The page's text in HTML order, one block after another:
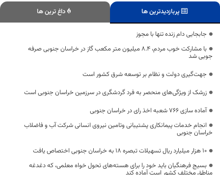
پربازدیدترین ها داغ ترین ها
جابجایی دام زنده تنها با مجوز
با مشارکت خوب مردم، 8.4 میلیون متر مکعب گاز در خراسان جنوبی صرفه
جویی شد
جهت‌گیری دولت و نظام بر توسعه شرق کشور است
زرشک از ویژگی‌های منحصر به فرد گردشگری در سرزمین خراسان جنوبی است
آماده سازی ۷۶۶ شعبه اخذ رای در خراسان جنوبی
انجام خدمات پیمانکاری پشتیبانی وتامین نیروی انسانی شرکت آب و فاضلاب
خراسان جنوبی
۱۰ هزار میلیارد ریال تسهیلات تبصره ۱۸ به خراسان جنوبی اختصاص یافت
بسیج فرهنگیان باید خود را برای هسته‌های تحول خواه معلمی، که دغدغه
مناطق مختلف کشور است آماده کند